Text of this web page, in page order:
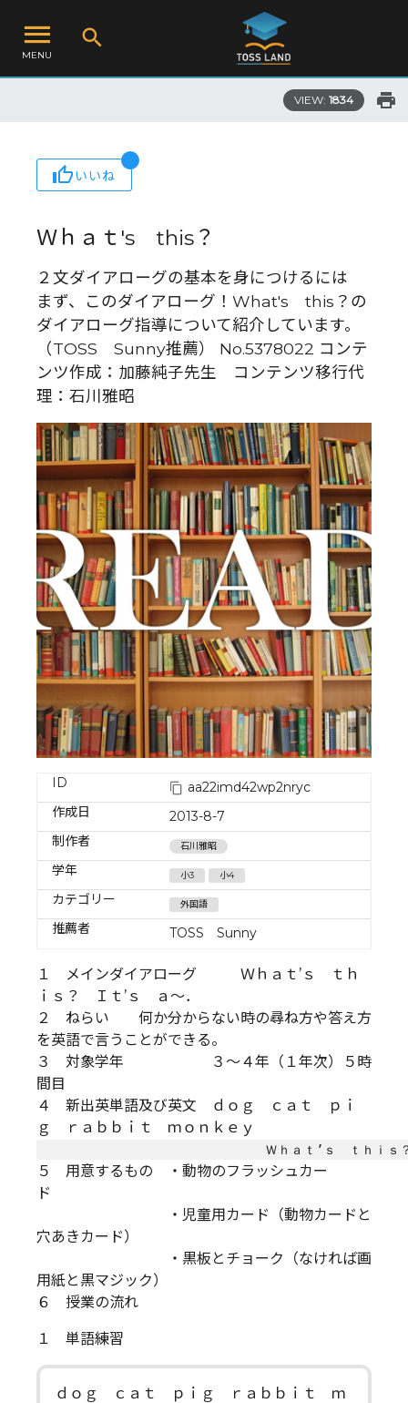
MENU
VIEW: 1834
いいね
Ｗｈａｔ's this？
２文ダイアローグの基本を身につけるには
まず、このダイアローグ！What's this？の
ダイアローグ指導について紹介しています。
（TOSS Sunny推薦） No.5378022 コンテ
ンツ作成：加藤純子先生 コンテンツ移行代
理：石川雅昭
ID
aa22imd42wp2nryc
作成日
2013-8-7
制作者
石川雅昭
学年 小3 小4
カテゴリー 外国語
推薦者 TOSS Sunny
１ メインダイアローグ Ｗｈａｔ’ｓ ｔｈ
ｉｓ？ Ｉｔ’ｓ ａ～．
２ ねらい 何か分からない時の尋ね方や答え方
を英語で言うことができる。
３ 対象学年 ３～４年（１年次）５時
間目
４ 新出英単語及び英文 ｄｏｇ ｃａｔ ｐｉ
ｇ ｒａｂｂｉｔ ｍｏｎｋｅｙ
５ 用意するもの ・動物のフラッシュカー
ド
・児童用カード（動物カードと
穴あきカード）
・黒板とチョーク（なければ画
用紙と黒マジック）
６ 授業の流れ
１ 単語練習
ｄｏｇ ｃａｔ ｐｉｇ ｒａｂｂｉｔ ｍ